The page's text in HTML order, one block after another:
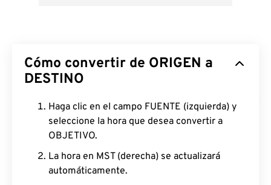
Cómo convertir de ORIGEN a
DESTINO
Haga clic en el campo FUENTE (izquierda) y
seleccione la hora que desea convertir a
OBJETIVO.
La hora en MST (derecha) se actualizará
automáticamente.